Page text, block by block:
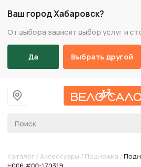
Ваш город Хабаровск?
От выбора зависит выбор услуг и
Да Выбрать другой
На
Каталог / Аксессуары / Подножка /